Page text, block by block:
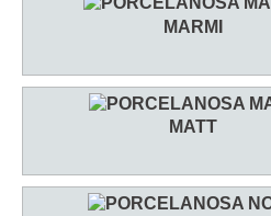
MARMI
MATT